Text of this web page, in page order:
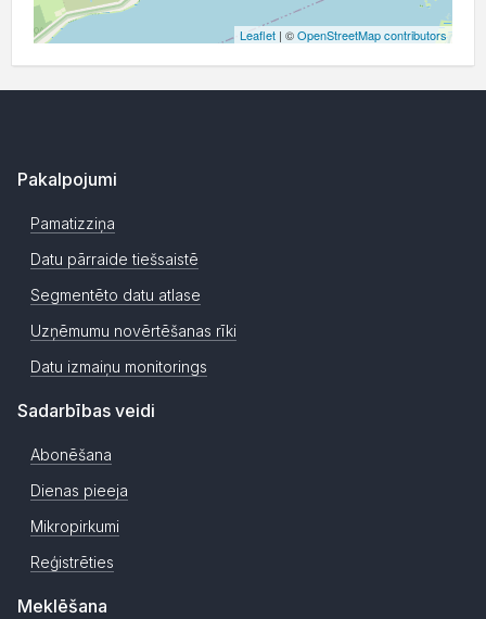
Leaflet | ©OpenStreetMap contributors
Pakalpojumi
Pamatizziņa
Datu pārraide tiešsaistē
Segmentēto datu atlase
Uzņēmumu novērtēšanas rīki
Datu izmaiņu monitorings
Sadarbības veidi
Abonēšana
Dienas pieeja
Mikropirkumi
Reģistrēties
Meklēšana